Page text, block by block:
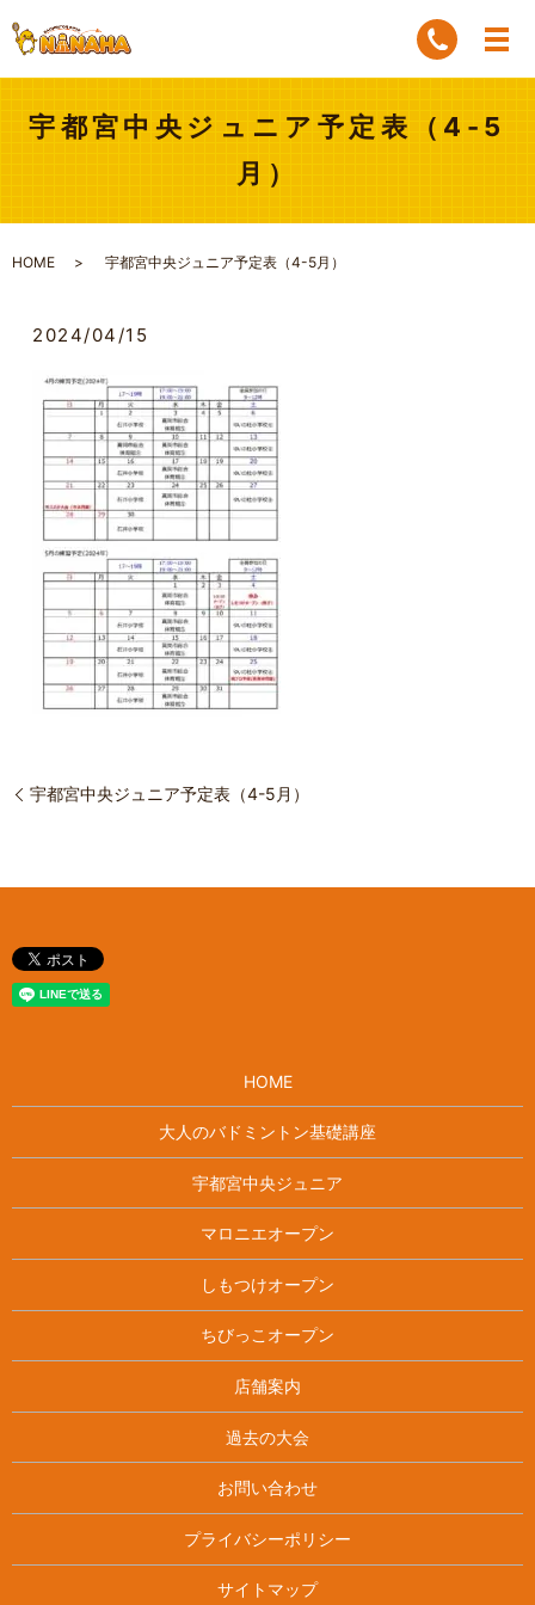
宇都宮中央ジュニア予定表（4-5
月）
HOME 宇都宮中央ジュニア予定表（4-5月）
2024/04/15
宇都宮中央ジュニア予定表（4-5月）
HOME
大人のバドミントン基礎講座
宇都宮中央ジュニア
マロニエオープン
しもつけオープン
ちびっこオープン
店舗案内
過去の大会
お問い合わせ
プライバシーポリシー
サイトマップ